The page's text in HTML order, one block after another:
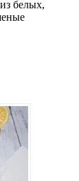
белых,